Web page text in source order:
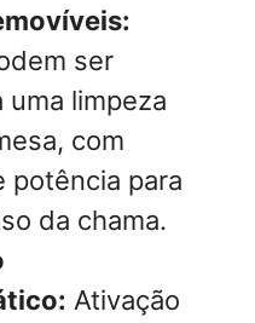
ser
limpeza
com
potência para
da chama.
Ativação